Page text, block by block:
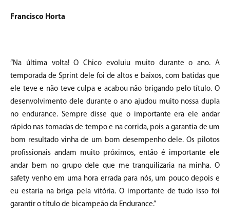
Francisco Horta
“Na última volta! O Chico evoluiu muito durante o ano. A
temporada de Sprint dele foi de altos e baixos, com batidas que
ele teve e não teve culpa e acabou não brigando pelo título. O
desenvolvimento dele durante o ano ajudou muito nossa dupla
no endurance. Sempre disse que o importante era ele andar
rápido nas tomadas de tempo e na corrida, pois a garantia de um
bom resultado vinha de um bom desempenho dele. Os pilotos
profissionais andam muito próximos, então é importante ele
andar bem no grupo dele que me tranquilizaria na minha. O
safety venho em uma hora errada para nós, um pouco depois e
eu estaria na briga pela vitória. O importante de tudo isso foi
garantir o título de bicampeão da Endurance.”